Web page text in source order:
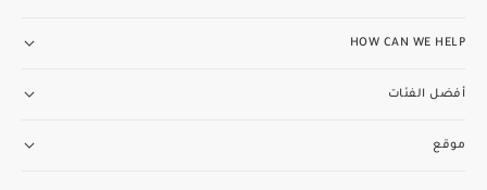
HOW CAN WE HELP
أفضل الفئات
موقع